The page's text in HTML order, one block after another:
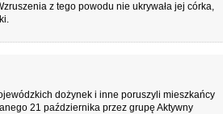
z tego powodu nie ukrywała jej córka,
dożynek i inne poruszyli mieszkańcy
21 października przez grupę Aktywny